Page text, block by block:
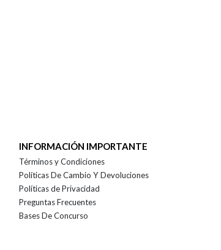
INFORMACIÓN IMPORTANTE
Términos y Condiciones
Políticas De Cambio Y Devoluciones
Políticas de Privacidad
Preguntas Frecuentes
Bases De Concurso